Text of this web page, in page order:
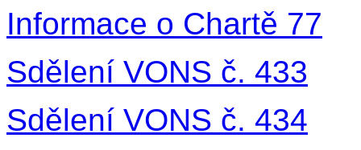
Informace o Chartě 77
Sdělení VONS č. 433
Sdělení VONS č. 434